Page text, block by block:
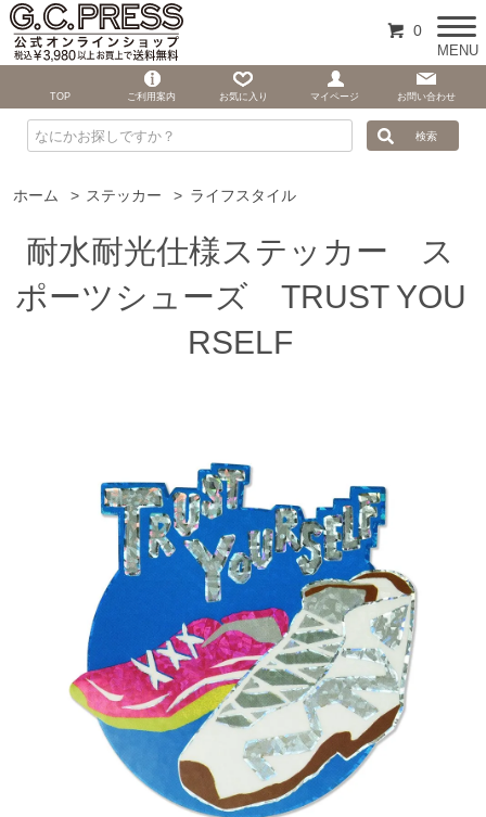
ホーム > ステッカー > ライフスタイル
耐水耐光仕様ステッカー ス
ポーツシューズ TRUST YOU
RSELF
0
MENU
TOP ご利用案内 お気に入り マイページ お問い合わせ